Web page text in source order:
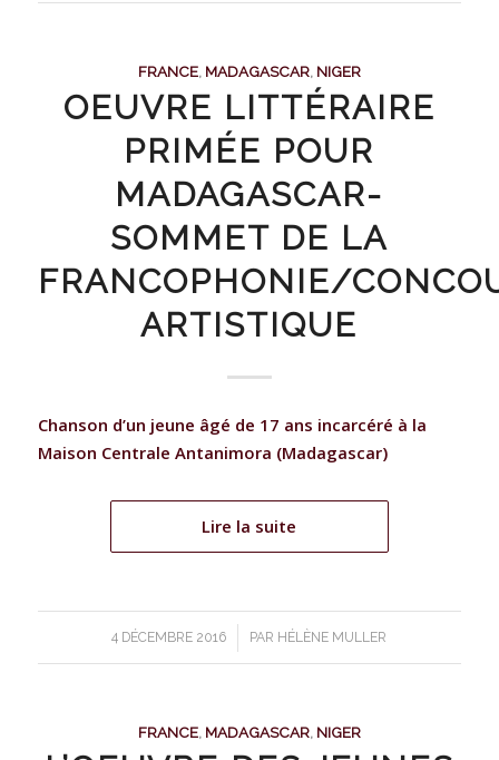
FRANCE, MADAGASCAR, NIGER
OEUVRE LITTÉRAIRE
PRIMÉE POUR
MADAGASCAR-
SOMMET DE LA
FRANCOPHONIE/
ARTISTIQUE
Chanson d’un jeune âgé de 17 ans incarcéré à la
Maison Centrale Antanimora (Madagascar)
Lire la suite
4 DÉCEMBRE 2016
/ PAR HÉLÈNE MULLER
FRANCE, MADAGASCAR, NIGER